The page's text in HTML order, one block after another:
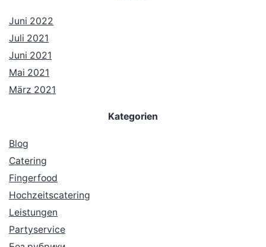
Juni 2022
Juli 2021
Juni 2021
Mai 2021
März 2021
Kategorien
Blog
Catering
Fingerfood
Hochzeitscatering
Leistungen
Partyservice